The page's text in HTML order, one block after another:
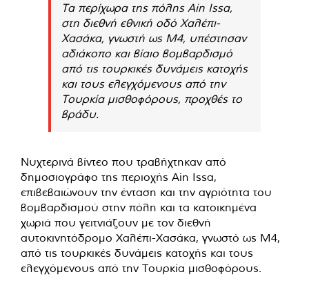
Τα περίχωρα της πόλης Ain Issa,
στη διεθνή εθνική οδό Χαλέπι-
Χασάκα, γνωστή ως M4, υπέστησαν
αδιάκοπο και βίαιο βομβαρδισμό
από τις τουρκικές δυνάμεις κατοχής
και τους ελεγχόμενους από την
Τουρκία μισθοφόρους, προχθές το
βράδυ.
Νυχτερινά βίντεο που τραβήχτηκαν από
δημοσιογράφο της περιοχής Ain Issa,
επιβεβαιώνουν την ένταση και την αγριότητα του
βομβαρδισμού στην πόλη και τα κατοικημένα
χωριά που γειτνιάζουν με τον διεθνή
αυτοκινητόδρομο Χαλέπι-Χασάκα, γνωστό ως M4,
από τις τουρκικές δυνάμεις κατοχής και τους
ελεγχόμενους από την Τουρκία μισθοφόρους.